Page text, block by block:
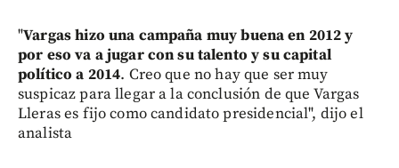
"Vargas hizo una campaña muy buena en 2012 y
por eso va a jugar con su talento y su capital
político a 2014. Creo que no hay que ser muy
suspicaz para llegar a la conclusión de que Vargas
Lleras es fijo como candidato presidencial", dijo el
analista